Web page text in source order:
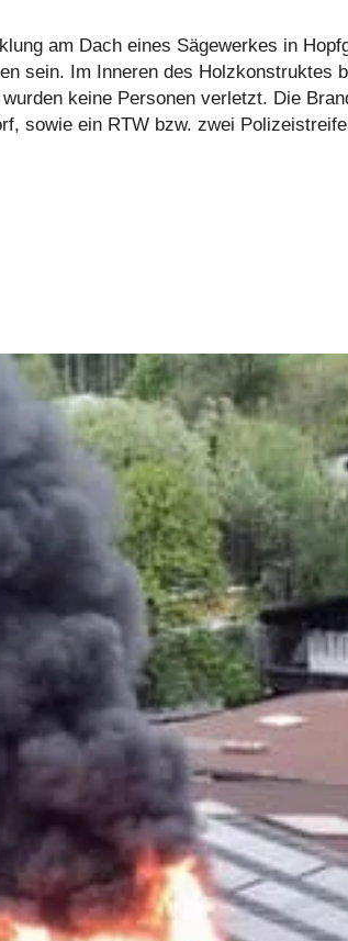
am Dach eines Sägewerkes in
sein. Im Inneren des Holzkonstruktes
keine Personen verletzt. Die
sowie ein RTW bzw. zwei